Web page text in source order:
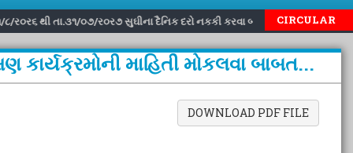
થી તા.૩૧/૦૭/ર૦ર૭ સુઘીના દૈનિક દરો નકકી કરવા બાબત.. | |Inviting
CIRCULAR
કાર્યક્રમોની માહિતી મોકલવા બાબત...
DOWNLOAD PDF FILE